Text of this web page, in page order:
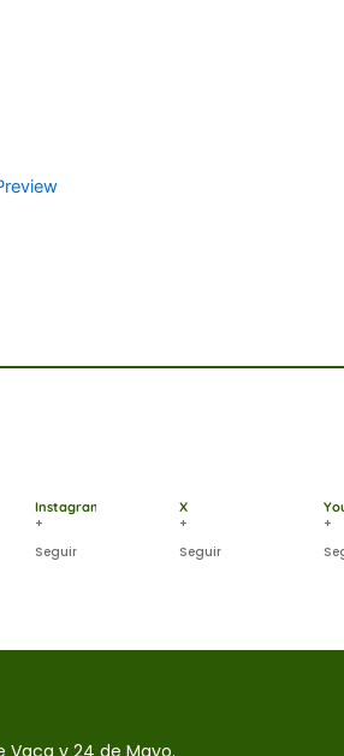
de herramientas
Instagram
+
Seguir
X
+
Seguir
+
Vaca y 24 de Mayo.
de herramientas